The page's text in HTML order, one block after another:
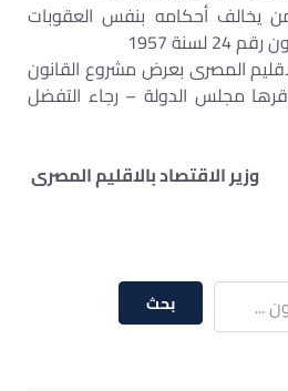
أحكامه بنفس العقوبات
1957
المصرى بعرض مشروع القانون
مجلس الدولة – رجاء التفضل
وزير الاقتصاد بالاقليم المصرى
بحث